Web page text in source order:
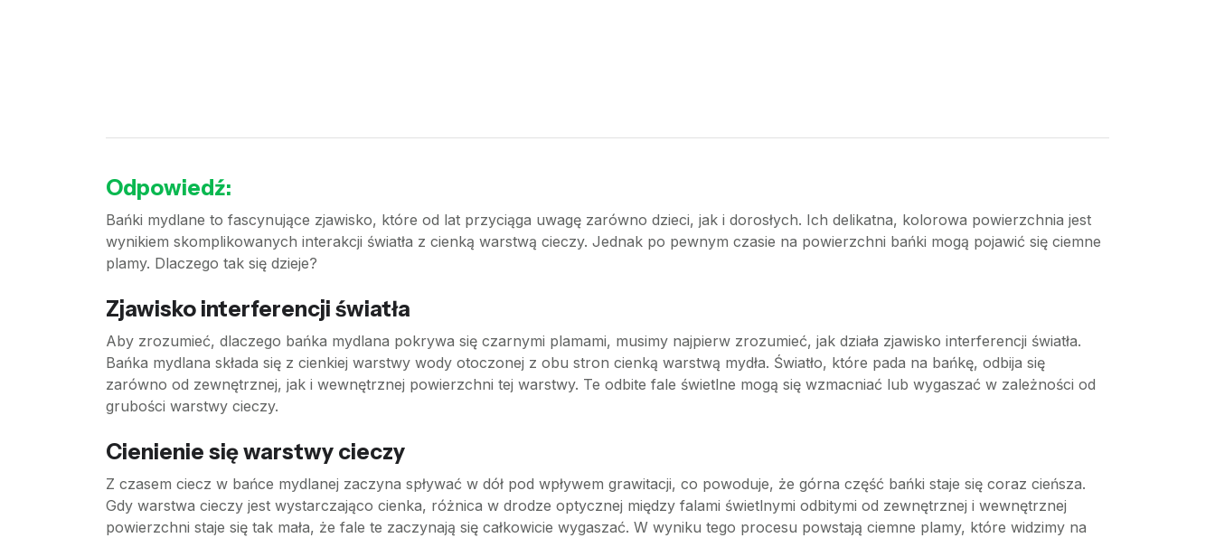
Odpowiedź:
Bańki mydlane to fascynujące zjawisko, które od lat przyciąga uwagę zarówno dzieci, jak i dorosłych. Ich delikatna, kolorowa powierzchnia jest
wynikiem skomplikowanych interakcji światła z cienką warstwą cieczy. Jednak po pewnym czasie na powierzchni bańki mogą pojawić się ciemne
plamy. Dlaczego tak się dzieje?
Zjawisko interferencji światła
Aby zrozumieć, dlaczego bańka mydlana pokrywa się czarnymi plamami, musimy najpierw zrozumieć, jak działa zjawisko interferencji światła.
Bańka mydlana składa się z cienkiej warstwy wody otoczonej z obu stron cienką warstwą mydła. Światło, które pada na bańkę, odbija się
zarówno od zewnętrznej, jak i wewnętrznej powierzchni tej warstwy. Te odbite fale świetlne mogą się wzmacniać lub wygaszać w zależności od
grubości warstwy cieczy.
Cienienie się warstwy cieczy
Z czasem ciecz w bańce mydlanej zaczyna spływać w dół pod wpływem grawitacji, co powoduje, że górna część bańki staje się coraz cieńsza.
Gdy warstwa cieczy jest wystarczająco cienka, różnica w drodze optycznej między falami świetlnymi odbitymi od zewnętrznej i wewnętrznej
powierzchni staje się tak mała, że fale te zaczynają się całkowicie wygaszać. W wyniku tego procesu powstają ciemne plamy, które widzimy na